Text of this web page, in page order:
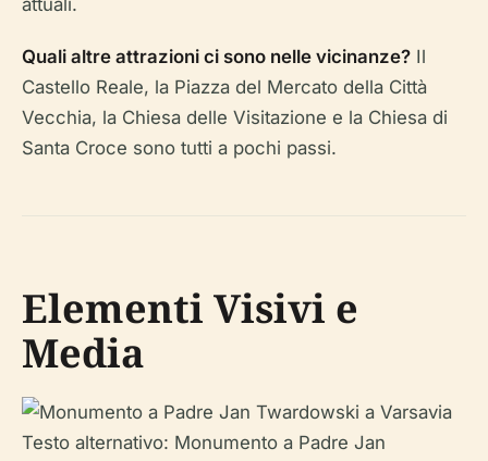
attuali.
Quali altre attrazioni ci sono nelle vicinanze? Il
Castello Reale, la Piazza del Mercato della Città
Vecchia, la Chiesa delle Visitazione e la Chiesa di
Santa Croce sono tutti a pochi passi.
Elementi Visivi e
Media
Testo alternativo: Monumento a Padre Jan